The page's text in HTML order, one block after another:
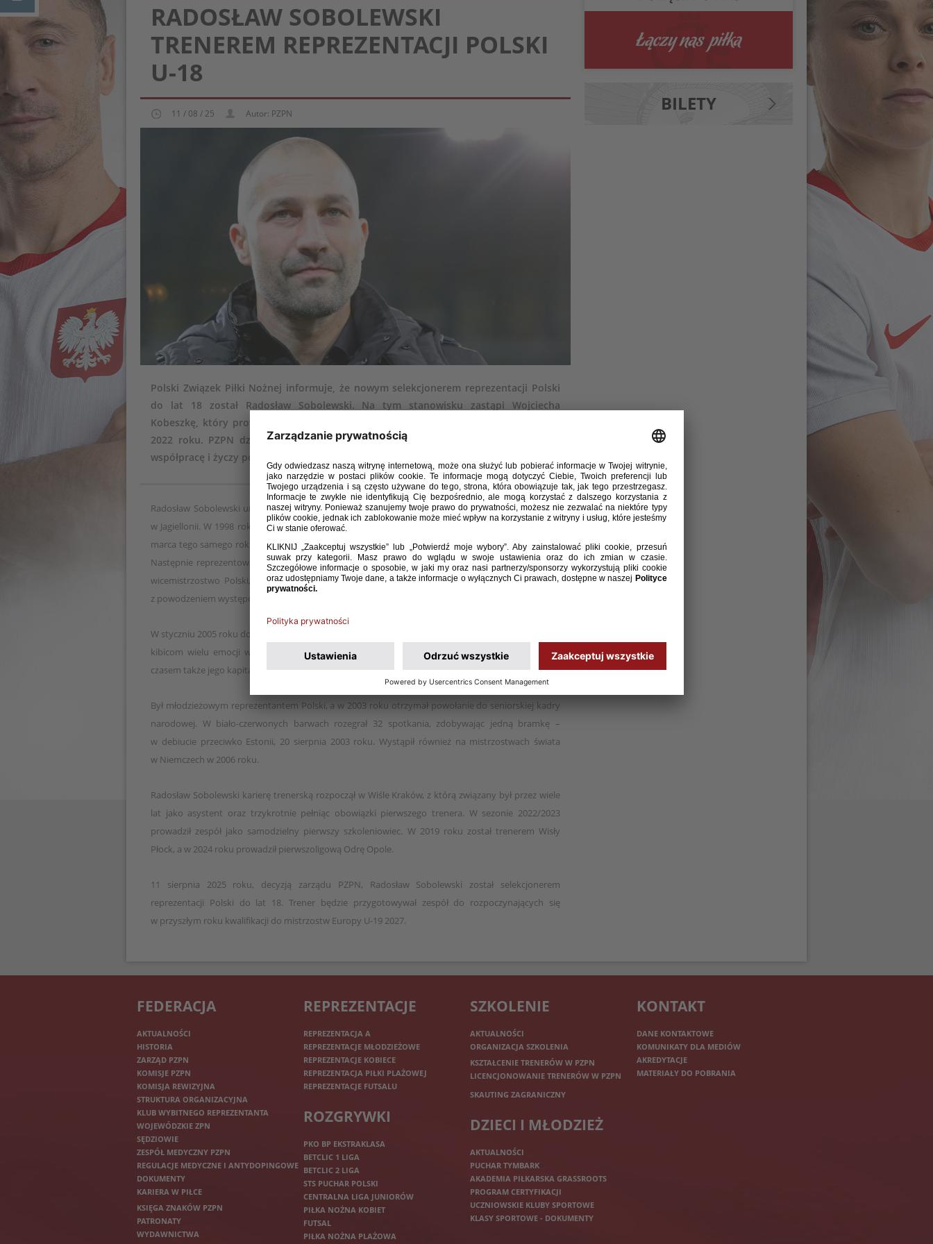
RADOSŁAW SOBOLEWSKI
TRENEREM REPREZENTACJI POLSKI
U-18
11 / 08 / 25 Autor: PZPN
Polski Związek Piłki Nożnej informuje, że nowym selekcjonerem reprezentacji Polski
do lat 18 został Radosław Sobolewski. Na tym stanowisku zastąpi Wojciecha
Kobeszkę, który prowadził kadrę (najpierw rocznik 2005, a następnie 2006) od lipca
2022 roku. PZPN dziękuje Wojciechowi Kobeszce za zaangażowanie, profesjonalną
współpracę i życzy powodzenia w dalszej karierze trenerskiej.
Radosław Sobolewski urodził się 13 grudnia 1976 roku w Białymstoku. Karierę piłkarską rozpoczął
w Jagiellonii. W 1998 roku przeniósł się do Wisły Płock (wówczas Petrochemia), w barwach której 7
marca tego samego roku zadebiutował w Ekstraklasie w meczu przeciwko Rakowowi Częstochowa.
Następnie reprezentował Dyskobolię Grodzisk Wielkopolski, z którą w sezonie 2002/2003 zdobył
wicemistrzostwo Polski, a w sezonie 2004/2005 – Puchar Polski. W barwach grodziskiego klubu
z powodzeniem występował także w Pucharze UEFA, eliminując m.in. Herthę BSC i Manchester City.
W styczniu 2005 roku dołączył do Wisły Kraków, z którą zdobył cztery mistrzostwa Polski i dostarczył
kibicom wielu emocji w europejskich pucharach. Szybko stał się jednym z liderów zespołu, a z
czasem także jego kapitanem. Karierę piłkarską zakończył w Górniku Zabrze.
Był młodzieżowym reprezentantem Polski, a w 2003 roku otrzymał powołanie do seniorskiej kadry
narodowej. W biało-czerwonych barwach rozegrał 32 spotkania, zdobywając jedną bramkę –
w debiucie przeciwko Estonii, 20 sierpnia 2003 roku. Wystąpił również na mistrzostwach świata
w Niemczech w 2006 roku.
Radosław Sobolewski karierę trenerską rozpoczął w Wiśle Kraków, z którą związany był przez wiele
lat jako asystent oraz trzykrotnie pełniąc obowiązki pierwszego trenera. W sezonie 2022/2023
prowadził zespół jako samodzielny pierwszy szkoleniowiec. W 2019 roku został trenerem Wisły
Płock, a w 2024 roku prowadził pierwszoligową Odrę Opole.
11 sierpnia 2025 roku, decyzją zarządu PZPN, Radosław Sobolewski został selekcjonerem
reprezentacji Polski do lat 18. Trener będzie przygotowywał zespół do rozpoczynających się
w przyszłym roku kwalifikacji do mistrzostw Europy U-19 2027.
BILETY
FEDERACJA
AKTUALNOŚCI
HISTORIA
ZARZĄD PZPN
KOMISJE PZPN
KOMISJA REWIZYJNA
STRUKTURA ORGANIZACYJNA
KLUB WYBITNEGO REPREZENTANTA
WOJEWÓDZKIE ZPN
SĘDZIOWIE
ZESPÓŁ MEDYCZNY PZPN
REGULACJE MEDYCZNE I ANTYDOPINGOWE
DOKUMENTY
KARIERA W PIŁCE
KSIĘGA ZNAKÓW PZPN
PATRONATY
WYDAWNICTWA
REPREZENTACJE
REPREZENTACJA A
REPREZENTACJE MŁODZIEŻOWE
REPREZENTACJE KOBIECE
REPREZENTACJA PIŁKI PLAŻOWEJ
REPREZENTACJE FUTSALU
ROZGRYWKI
PKO BP EKSTRAKLASA
BETCLIC 1 LIGA
BETCLIC 2 LIGA
STS PUCHAR POLSKI
CENTRALNA LIGA JUNIORÓW
PIŁKA NOŻNA KOBIET
FUTSAL
PIŁKA NOŻNA PLAŻOWA
SZKOLENIE
AKTUALNOŚCI
ORGANIZACJA SZKOLENIA
KSZTAŁCENIE TRENERÓW W PZPN
LICENCJONOWANIE TRENERÓW W PZPN
SKAUTING ZAGRANICZNY
DZIECI I MŁODZIEŻ
AKTUALNOŚCI
PUCHAR TYMBARK
AKADEMIA PIŁKARSKA GRASSROOTS
PROGRAM CERTYFIKACJI
UCZNIOWSKIE KLUBY SPORTOWE
KLASY SPORTOWE - DOKUMENTY
KONTAKT
DANE KONTAKTOWE
KOMUNIKATY DLA MEDIÓW
AKREDYTACJE
MATERIAŁY DO POBRANIA